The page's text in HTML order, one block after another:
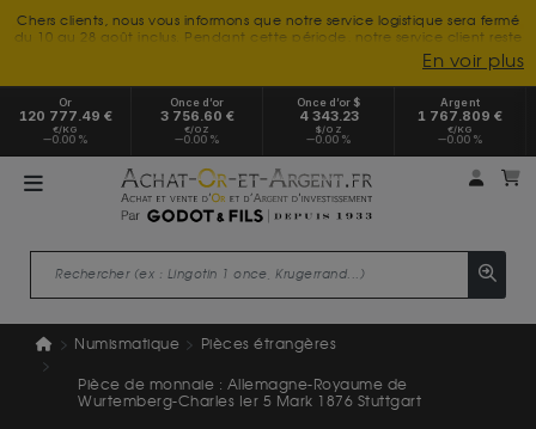
Chers clients, nous vous informons que notre service logistique sera fermé
du 10 au 28 août inclus. Pendant cette période, notre service client reste
à votre disposition tout l'été. Vous pouvez nous joindre du lundi au
vendredi, de 9h30 à 18h, pour toute demande d'information.
Nous vous remercions de votre compréhension et vous souhaitons un
excellent été.
En voir plus
Or
120 777.49 €
€/KG
0.00 %
Once d’or
3 756.60 €
€/OZ
0.00 %
Once d’or $
4 343.23
$/OZ
0.00 %
Argent
1 767.809 €
€/KG
0.00 %
Mon
Numismatique Pièces étrangères
Pièce de monnaie : Allemagne-Royaume de
Wurtemberg-Charles Ier 5 Mark 1876 Stuttgart